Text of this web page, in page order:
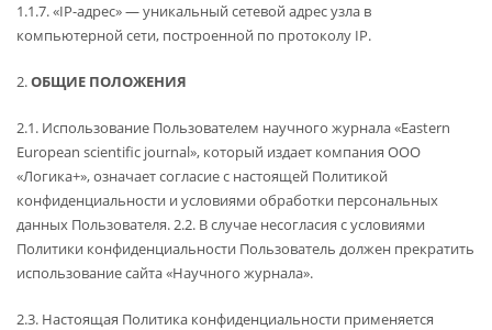
1.1.7. «IP-адрес» — уникальный сетевой адрес узла в
компьютерной сети, построенной по протоколу IP.
2.ОБЩИЕ ПОЛОЖЕНИЯ
2.1. Использование Пользователем научного журнала «Eastern
European scientific journal», который издает компания ООО
«Логика+», означает согласие с настоящей Политикой
конфиденциальности и условиями обработки персональных
данных Пользователя. 2.2. В случае несогласия с условиями
Политики конфиденциальности Пользователь должен прекратить
использование сайта «Научного журнала».
2.3. Настоящая Политика конфиденциальности применяется